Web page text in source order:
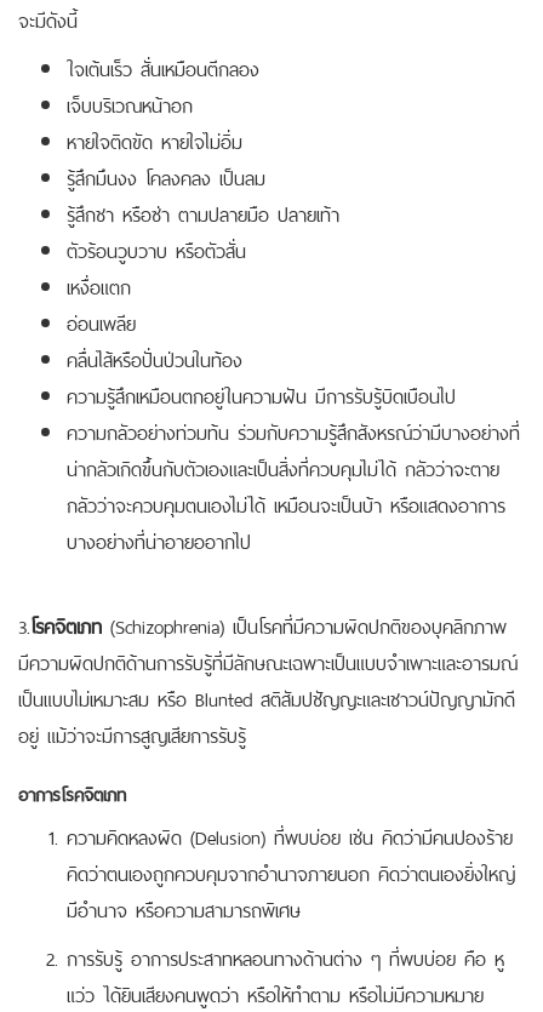
จะมีดังนี้
ใจเต้นเร็ว สั่นเหมือนตีกลอง
เจ็บบริเวณหน้าอก
หายใจติดขัด หายใจไม่อิ่ม
รู้สึกมึนงง โคลงคลง เป็นลม
รู้สึกชา หรือซ่า ตามปลายมือ ปลายเท้า
ตัวร้อนวูบวาบ หรือตัวสั่น
เหงื่อแตก
อ่อนเพลีย
คลื่นไส้หรือปั่นป่วนในท้อง
ความรู้สึกเหมือนตกอยู่ในความฝัน มีการรับรู้บิดเบือนไป
ความกลัวอย่างท่วมท้น ร่วมกับความรู้สึกสังหรณ์ว่ามีบางอย่างที่
น่ากลัวเกิดขึ้นกับตัวเองและเป็นสิ่งที่ควบคุมไม่ได้ กลัวว่าจะตาย
กลัวว่าจะควบคุมตนเองไม่ได้ เหมือนจะเป็นบ้า หรือแสดงอาการ
บางอย่างที่น่าอายออากไป
3.โรคจิตเภท (Schizophrenia) เป็นโรคที่มีความผิดปกติของบุคลิกภาพ
มีความผิดปกติด้านการรับรู้ที่มีลักษณะเฉพาะเป็นแบบจำเพาะและอารมณ์
เป็นแบบไม่เหมาะสม หรือ Blunted สติสัมปชัญญะและเชาวน์ปัญญามักดี
อยู่ แม้ว่าจะมีการสูญเสียการรับรู้
อาการโรคจิตเภท
ความคิดหลงผิด (Delusion) ที่พบบ่อย เช่น คิดว่ามีคนปองร้าย
คิดว่าตนเองถูกควบคุมจากอำนาจภายนอก คิดว่าตนเองยิ่งใหญ่
มีอำนาจ หรือความสามารถพิเศษ
การรับรู้ อาการประสาทหลอนทางด้านต่าง ๆ ที่พบบ่อย คือ หู
แว่ว ได้ยินเสียงคนพูดว่า หรือให้ทำตาม หรือไม่มีความหมาย